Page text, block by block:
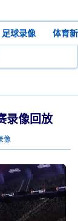
足球录像 体育
录像回放
像